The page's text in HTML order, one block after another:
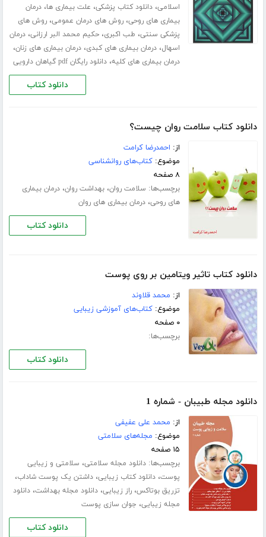
اسلامی،دانلود کتاب پزشکی، علت بیماری ها،درمان
بیماری های روحی،روش های درمان عمومی،روش های
پزشکی سنتی، طب اکبری،حکیم محمد البر ارزانی،درمان
اسهال،درمان بیماری های کبدی،درمان بیماری های زنان،
درمان بیماری های کلیه،دانلود رایگان pdf گیاهان دارویی
دانلود کتاب
دانلود کتاب سلامت روان چیست؟
از: احمدرضا کرامت
موضوع:کتاب‌های روانشناسی
۸ صفحه
برچسب‌ها: سلامت روان،بهداشت روان،درمان بیماری
های روحی،درمان بیماری های روان
دانلود کتاب
دانلود کتاب تاثیر ویتامین بر روی پوست
از: محمد قلاوند
موضوع:کتاب‌های آموزشی زیبایی
۰ صفحه
برچسب‌ها:
دانلود کتاب
دانلود مجله طبیبان - شماره 1
از: محمد علی عفیفی
موضوع: مجله‌های سلامتی
۱۵ صفحه
برچسب‌ها:دانلود مجله سلامتی، سلامتی و زیبایی
پوست،دانلود کتاب زیبایی،داشتن یک پوست شاداب،
تزریق بوتاکس،راز زیبایی،دانلود مجله بهداشت،دانلود
مجله زیبایی، جوان سازی پوست
دانلود کتاب